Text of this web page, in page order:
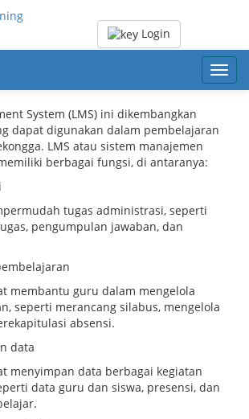
Login
System (LMS) ini dikembangkan
dapat digunakan dalam pembelajaran
LMS atau sistem manajemen
berbagai fungsi, di antaranya:
tugas administrasi, seperti
pengumpulan jawaban, dan
membantu guru dalam mengelola
seperti merancang silabus, mengelola
absensi.
data
menyimpan data berbagai kegiatan
data guru dan siswa, presensi, dan